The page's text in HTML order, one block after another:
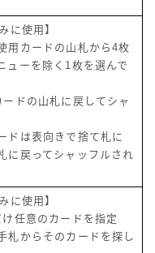
に使用】
用カードの山札から4枚
ューを除く1枚を選んで
ドの山札に戻してシャ
ドは表向きで捨て札に
に戻ってシャッフルされ
に使用】
任意のカードを指定
札からそのカードを探し